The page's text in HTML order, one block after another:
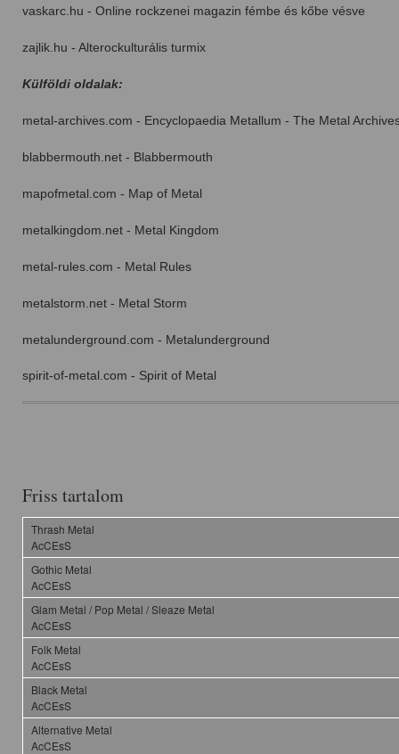
vaskarc.hu - Online rockzenei magazin fémbe és kőbe vésve
zajlik.hu - Alterockulturális turmix
Külföldi oldalak:
metal-archives.com - Encyclopaedia Metallum - The Metal
blabbermouth.net - Blabbermouth
mapofmetal.com - Map of Metal
metalkingdom.net - Metal Kingdom
metal-rules.com - Metal Rules
metalstorm.net - Metal Storm
metalunderground.com - Metalunderground
spirit-of-metal.com - Spirit of Metal
Friss tartalom
Thrash Metal
AcCEsS
Gothic Metal
AcCEsS
Glam Metal / Pop Metal / Sleaze Metal
AcCEsS
Folk Metal
AcCEsS
Black Metal
AcCEsS
Alternative Metal
AcCEsS